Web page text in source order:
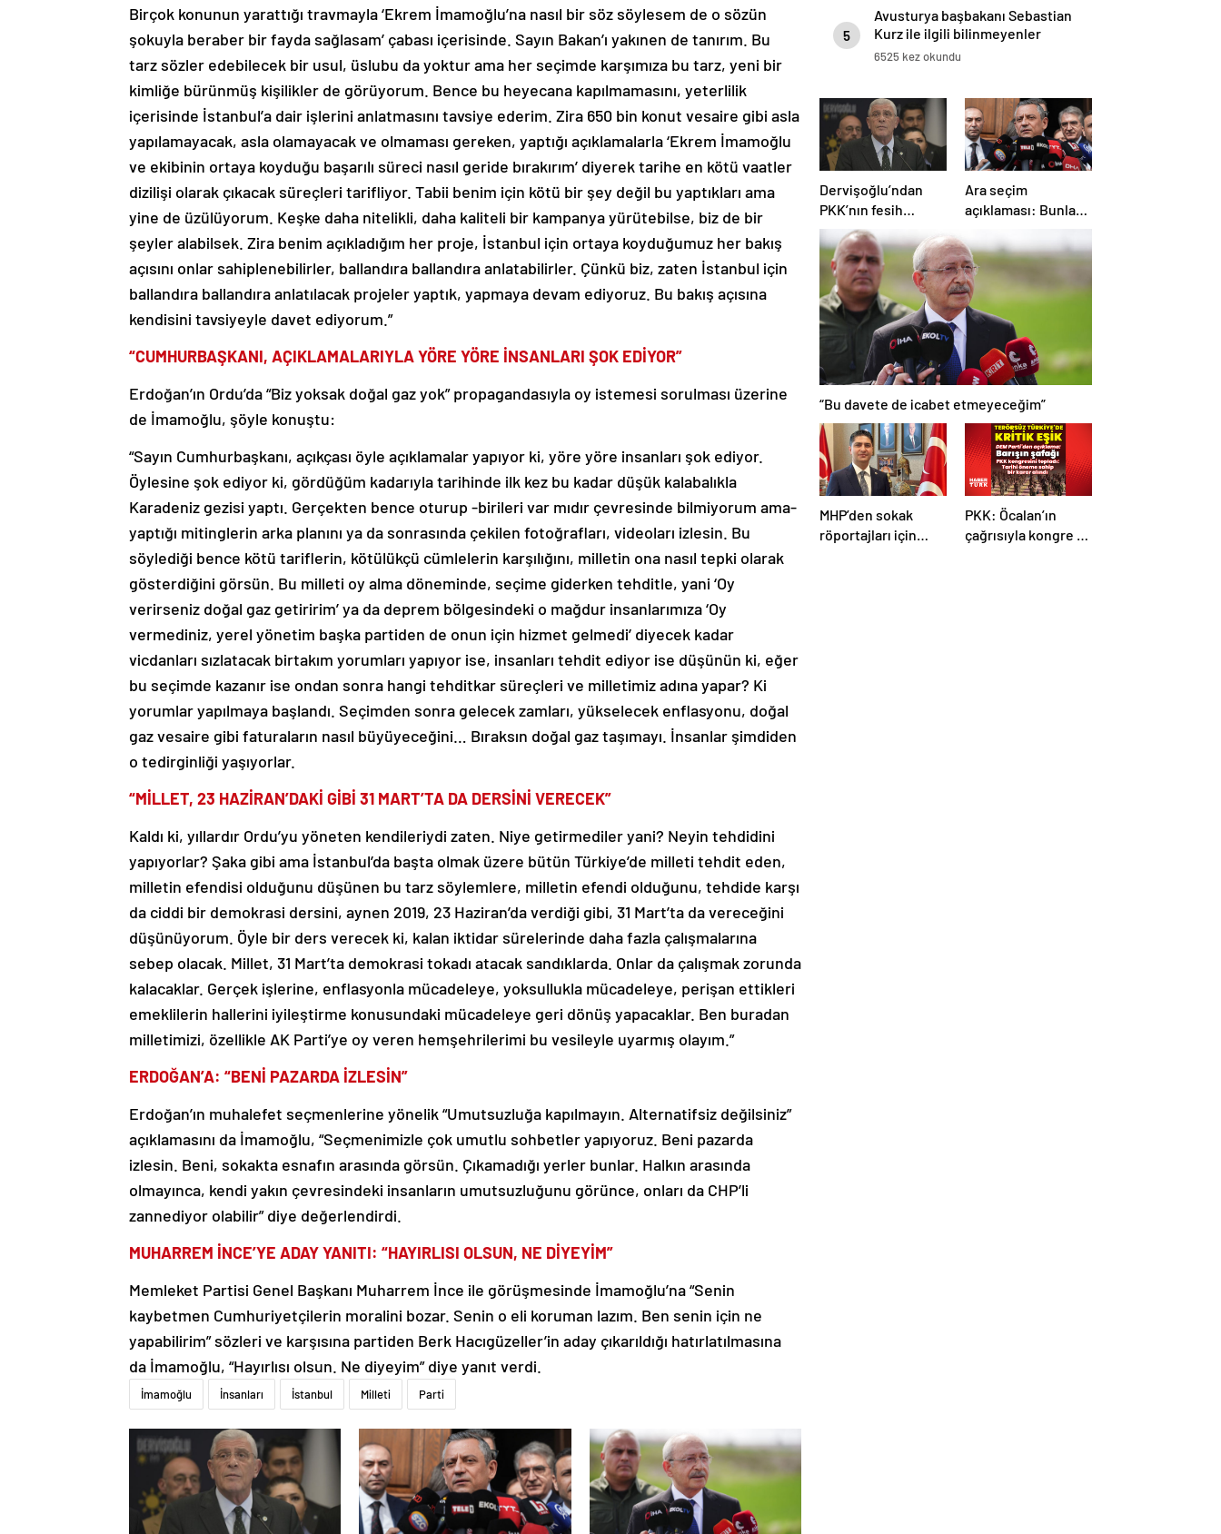
Birçok konunun yarattığı travmayla ‘Ekrem İmamoğlu’na nasıl bir söz söylesem de o sözün
şokuyla beraber bir fayda sağlasam’ çabası içerisinde. Sayın Bakan’ı yakınen de tanırım. Bu
tarz sözler edebilecek bir usul, üslubu da yoktur ama her seçimde karşımıza bu tarz, yeni bir
kimliğe bürünmüş kişilikler de görüyorum. Bence bu heyecana kapılmamasını, yeterlilik
içerisinde İstanbul’a dair işlerini anlatmasını tavsiye ederim. Zira 650 bin konut vesaire gibi asla
yapılamayacak, asla olamayacak ve olmaması gereken, yaptığı açıklamalarla ‘Ekrem İmamoğlu
ve ekibinin ortaya koyduğu başarılı süreci nasıl geride bırakırım’ diyerek tarihe en kötü vaatler
dizilişi olarak çıkacak süreçleri tarifliyor. Tabii benim için kötü bir şey değil bu yaptıkları ama
yine de üzülüyorum. Keşke daha nitelikli, daha kaliteli bir kampanya yürütebilse, biz de bir
şeyler alabilsek. Zira benim açıkladığım her proje, İstanbul için ortaya koyduğumuz her bakış
açısını onlar sahiplenebilirler, ballandıra ballandıra anlatabilirler. Çünkü biz, zaten İstanbul için
ballandıra ballandıra anlatılacak projeler yaptık, yapmaya devam ediyoruz. Bu bakış açısına
kendisini tavsiyeyle davet ediyorum.”
“CUMHURBAŞKANI, AÇIKLAMALARIYLA YÖRE YÖRE İNSANLARI ŞOK EDİYOR”
Erdoğan’ın Ordu’da “Biz yoksak doğal gaz yok” propagandasıyla oy istemesi sorulması üzerine
de İmamoğlu, şöyle konuştu:
“Sayın Cumhurbaşkanı, açıkçası öyle açıklamalar yapıyor ki, yöre yöre insanları şok ediyor.
Öylesine şok ediyor ki, gördüğüm kadarıyla tarihinde ilk kez bu kadar düşük kalabalıkla
Karadeniz gezisi yaptı. Gerçekten bence oturup -birileri var mıdır çevresinde bilmiyorum ama-
yaptığı mitinglerin arka planını ya da sonrasında çekilen fotoğrafları, videoları izlesin. Bu
söylediği bence kötü tariflerin, kötülükçü cümlelerin karşılığını, milletin ona nasıl tepki olarak
gösterdiğini görsün. Bu milleti oy alma döneminde, seçime giderken tehditle, yani ‘Oy
verirseniz doğal gaz getiririm’ ya da deprem bölgesindeki o mağdur insanlarımıza ‘Oy
vermediniz, yerel yönetim başka partiden de onun için hizmet gelmedi’ diyecek kadar
vicdanları sızlatacak birtakım yorumları yapıyor ise, insanları tehdit ediyor ise düşünün ki, eğer
bu seçimde kazanır ise ondan sonra hangi tehditkar süreçleri ve milletimiz adına yapar? Ki
yorumlar yapılmaya başlandı. Seçimden sonra gelecek zamları, yükselecek enflasyonu, doğal
gaz vesaire gibi faturaların nasıl büyüyeceğini… Bıraksın doğal gaz taşımayı. İnsanlar şimdiden
o tedirginliği yaşıyorlar.
“MİLLET, 23 HAZİRAN’DAKİ GİBİ 31 MART’TA DA DERSİNİ VERECEK”
Kaldı ki, yıllardır Ordu’yu yöneten kendileriydi zaten. Niye getirmediler yani? Neyin tehdidini
yapıyorlar? Şaka gibi ama İstanbul’da başta olmak üzere bütün Türkiye’de milleti tehdit eden,
milletin efendisi olduğunu düşünen bu tarz söylemlere, milletin efendi olduğunu, tehdide karşı
da ciddi bir demokrasi dersini, aynen 2019, 23 Haziran’da verdiği gibi, 31 Mart’ta da vereceğini
düşünüyorum. Öyle bir ders verecek ki, kalan iktidar sürelerinde daha fazla çalışmalarına
sebep olacak. Millet, 31 Mart’ta demokrasi tokadı atacak sandıklarda. Onlar da çalışmak zorunda
kalacaklar. Gerçek işlerine, enflasyonla mücadeleye, yoksullukla mücadeleye, perişan ettikleri
emeklilerin hallerini iyileştirme konusundaki mücadeleye geri dönüş yapacaklar. Ben buradan
milletimizi, özellikle AK Parti’ye oy veren hemşehrilerimi bu vesileyle uyarmış olayım.”
ERDOĞAN’A: “BENİ PAZARDA İZLESİN”
Erdoğan’ın muhalefet seçmenlerine yönelik “Umutsuzluğa kapılmayın. Alternatifsiz değilsiniz”
açıklamasını da İmamoğlu, “Seçmenimizle çok umutlu sohbetler yapıyoruz. Beni pazarda
izlesin. Beni, sokakta esnafın arasında görsün. Çıkamadığı yerler bunlar. Halkın arasında
olmayınca, kendi yakın çevresindeki insanların umutsuzluğunu görünce, onları da CHP’li
zannediyor olabilir” diye değerlendirdi.
MUHARREM İNCE’YE ADAY YANITI: “HAYIRLISI OLSUN, NE DİYEYİM”
Memleket Partisi Genel Başkanı Muharrem İnce ile görüşmesinde İmamoğlu’na “Senin
kaybetmen Cumhuriyetçilerin moralini bozar. Senin o eli koruman lazım. Ben senin için ne
yapabilirim” sözleri ve karşısına partiden Berk Hacıgüzeller’in aday çıkarıldığı hatırlatılmasına
da İmamoğlu, “Hayırlısı olsun. Ne diyeyim” diye yanıt verdi.
İmamoğlu İnsanları İstanbul Milleti Parti
5
Avusturya başbakanı Sebastian
Kurz ile ilgili bilinmeyenler
6525 kez okundu
Dervişoğlu’ndan
PKK’nın fesih
kararına ilişkin
açıklama
Ara seçim
açıklaması: Bunlar
“Bu davete de icabet etmeyeceğim”
MHP’den sokak
röportajları için
PKK: Öcalan’ın
çağrısıyla kongre 5-